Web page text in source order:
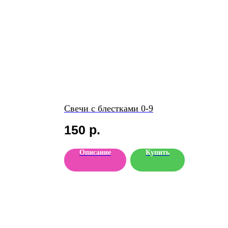
Свечи с блестками 0-9
150 р.
Описание Купить